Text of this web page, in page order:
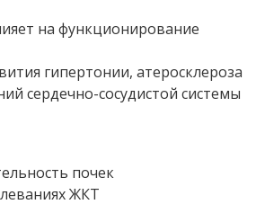
на функционирование
гипертонии, атеросклероза
сердечно-сосудистой системы
почек
ЖКТ